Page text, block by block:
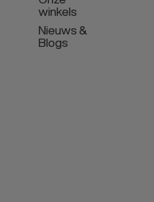
winkels
Nieuws &
Blogs